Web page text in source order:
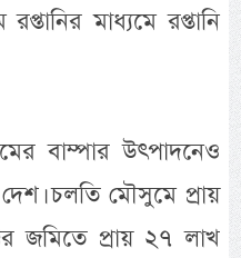
মাধ্যমে রপ্তানি
বাম্পার উৎপাদনেও
চলতি মৌসুমে প্রায়
জমিতে প্রায় ২৭ লাখ